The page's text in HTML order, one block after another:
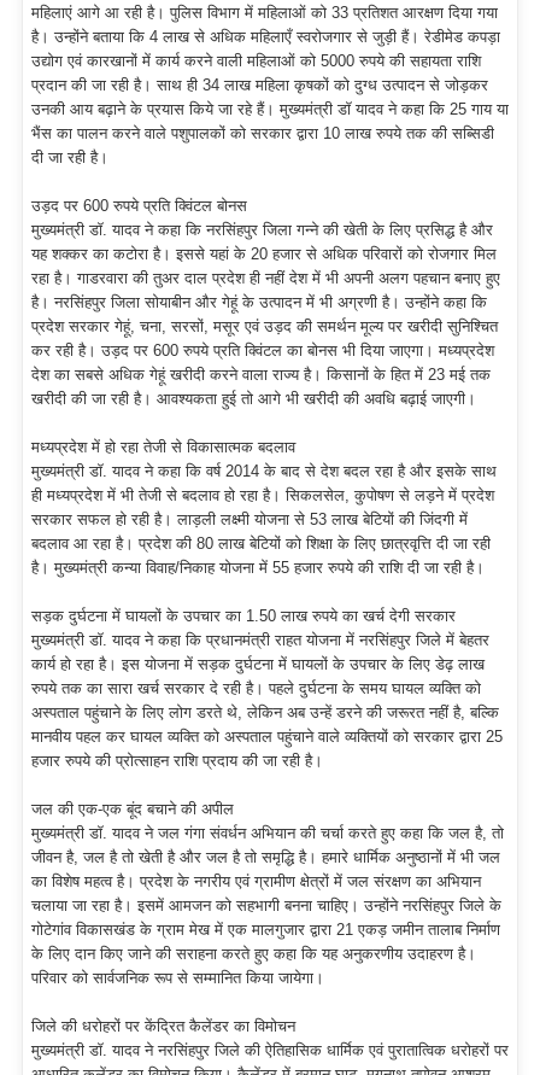
महिलाएं आगे आ रही है। पुलिस विभाग में महिलाओं को 33 प्रतिशत आरक्षण दिया गया
है। उन्होंने बताया कि 4 लाख से अधिक महिलाएँ स्वरोजगार से जुड़ी हैं। रेडीमेड कपड़ा
उद्योग एवं कारखानों में कार्य करने वाली महिलाओं को 5000 रुपये की सहायता राशि
प्रदान की जा रही है। साथ ही 34 लाख महिला कृषकों को दुग्ध उत्पादन से जोड़कर
उनकी आय बढ़ाने के प्रयास किये जा रहे हैं। मुख्यमंत्री डॉ यादव ने कहा कि 25 गाय या
भैंस का पालन करने वाले पशुपालकों को सरकार द्वारा 10 लाख रुपये तक की सब्सिडी
दी जा रही है।
उड़द पर 600 रुपये प्रति क्विंटल बोनस
मुख्यमंत्री डॉ. यादव ने कहा कि नरसिंहपुर जिला गन्ने की खेती के लिए प्रसिद्ध है और
यह शक्कर का कटोरा है। इससे यहां के 20 हजार से अधिक परिवारों को रोजगार मिल
रहा है। गाडरवारा की तुअर दाल प्रदेश ही नहीं देश में भी अपनी अलग पहचान बनाए हुए
है। नरसिंहपुर जिला सोयाबीन और गेहूं के उत्पादन में भी अग्रणी है। उन्होंने कहा कि
प्रदेश सरकार गेहूं, चना, सरसों, मसूर एवं उड़द की समर्थन मूल्य पर खरीदी सुनिश्चित
कर रही है। उड़द पर 600 रुपये प्रति क्विंटल का बोनस भी दिया जाएगा। मध्यप्रदेश
देश का सबसे अधिक गेहूं खरीदी करने वाला राज्य है। किसानों के हित में 23 मई तक
खरीदी की जा रही है। आवश्यकता हुई तो आगे भी खरीदी की अवधि बढ़ाई जाएगी।
मध्यप्रदेश में हो रहा तेजी से विकासात्मक बदलाव
मुख्यमंत्री डॉ. यादव ने कहा कि वर्ष 2014 के बाद से देश बदल रहा है और इसके साथ
ही मध्यप्रदेश में भी तेजी से बदलाव हो रहा है। सिकलसेल, कुपोषण से लड़ने में प्रदेश
सरकार सफल हो रही है। लाड़ली लक्ष्मी योजना से 53 लाख बेटियों की जिंदगी में
बदलाव आ रहा है। प्रदेश की 80 लाख बेटियों को शिक्षा के लिए छात्रवृत्ति दी जा रही
है। मुख्यमंत्री कन्या विवाह/निकाह योजना में 55 हजार रुपये की राशि दी जा रही है।
सड़क दुर्घटना में घायलों के उपचार का 1.50 लाख रुपये का खर्च देगी सरकार
मुख्यमंत्री डॉ. यादव ने कहा कि प्रधानमंत्री राहत योजना में नरसिंहपुर जिले में बेहतर
कार्य हो रहा है। इस योजना में सड़क दुर्घटना में घायलों के उपचार के लिए डेढ़ लाख
रुपये तक का सारा खर्च सरकार दे रही है। पहले दुर्घटना के समय घायल व्यक्ति को
अस्पताल पहुंचाने के लिए लोग डरते थे, लेकिन अब उन्हें डरने की जरूरत नहीं है, बल्कि
मानवीय पहल कर घायल व्यक्ति को अस्पताल पहुंचाने वाले व्यक्तियों को सरकार द्वारा 25
हजार रुपये की प्रोत्साहन राशि प्रदाय की जा रही है।
जल की एक-एक बूंद बचाने की अपील
मुख्यमंत्री डॉ. यादव ने जल गंगा संवर्धन अभियान की चर्चा करते हुए कहा कि जल है, तो
जीवन है, जल है तो खेती है और जल है तो समृद्धि है। हमारे धार्मिक अनुष्ठानों में भी जल
का विशेष महत्व है। प्रदेश के नगरीय एवं ग्रामीण क्षेत्रों में जल संरक्षण का अभियान
चलाया जा रहा है। इसमें आमजन को सहभागी बनना चाहिए। उन्होंने नरसिंहपुर जिले के
गोटेगांव विकासखंड के ग्राम मेख में एक मालगुजार द्वारा 21 एकड़ जमीन तालाब निर्माण
के लिए दान किए जाने की सराहना करते हुए कहा कि यह अनुकरणीय उदाहरण है।
परिवार को सार्वजनिक रूप से सम्मानित किया जायेगा।
जिले की धरोहरों पर केंद्रित कैलेंडर का विमोचन
मुख्यमंत्री डॉ. यादव ने नरसिंहपुर जिले की ऐतिहासिक धार्मिक एवं पुरातात्विक धरोहरों पर